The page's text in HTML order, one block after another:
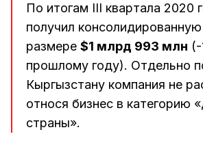
По итогам III квартала 2020
получил
размере $1 млрд 993 млн
прошлому году). Отдельно
Кыргызстану компания не
относя бизнес в категорию
страны».